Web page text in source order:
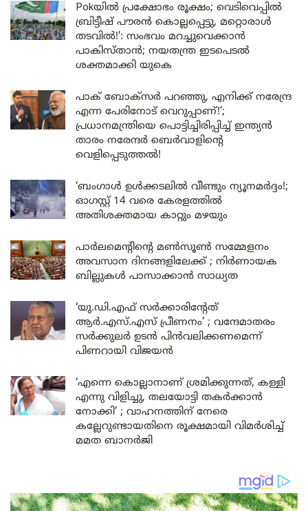
Pokയിൽ പ്രക്ഷോഭം രൂക്ഷം; വെടിവെപ്പിൽ
ബ്രിട്ടീഷ് പൗരൻ കൊല്ലപ്പെട്ടു, മറ്റൊരാൾ
തടവിൽ!’: സംഭവം മറച്ചുവെക്കാൻ
പാകിസ്താൻ; നയതന്ത്ര ഇടപെടൽ
ശക്തമാക്കി യുകെ
പാക് ബോക്സർ പറഞ്ഞു, എനിക്ക് നരേന്ദ്ര
എന്ന പേരിനോട് വെറുപ്പാണ്!’;
പ്രധാനമന്ത്രിയെ പൊട്ടിച്ചിരിപ്പിച്ച് ഇന്ത്യൻ
താരം നരേന്ദർ ബെർവാളിന്റെ
വെളിപ്പെടുത്തൽ!
‘ബംഗാൾ ഉൾക്കടലിൽ വീണ്ടും ന്യൂനമർദ്ദം!;
ഓഗസ്റ്റ് 14 വരെ കേരളത്തിൽ
അതിശക്തമായ കാറ്റും മഴയും
പാർലമെന്റിന്റെ മൺസൂൺ സമ്മേളനം
അവസാന ദിനങ്ങളിലേക്ക് ; നിർണായക
ബില്ലുകൾ പാസാക്കാൻ സാധ്യത
‘യു.ഡി.എഫ് സർക്കാരിന്റേത്
ആർ.എസ്.എസ് പ്രീണനം’ ; വന്ദേമാതരം
സർക്കുലർ ഉടൻ പിൻവലിക്കണമെന്ന്
പിണറായി വിജയൻ
‘എന്നെ കൊല്ലാനാണ് ശ്രമിക്കുന്നത്, കള്ളി
എന്നു വിളിച്ചു, തലയോട്ടി തകർക്കാൻ
നോക്കി’ ; വാഹനത്തിന് നേരെ
കല്ലേറുണ്ടായതിനെ രൂക്ഷമായി വിമർശിച്ച്
മമത ബാനർജി